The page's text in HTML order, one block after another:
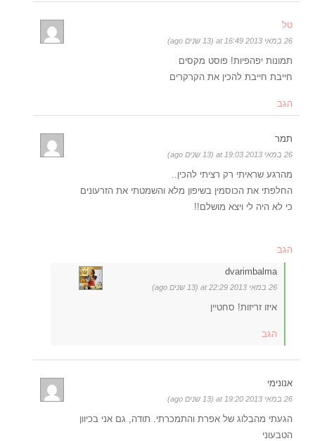
טל
26 במאי 2013 at 16:49 (13 שנים ago)
תמונות יפהפיות! פוסט מקסים
חייבת חייבת להכין את הקרקרים
הגב
תמר
26 במאי 2013 at 19:03 (13 שנים ago)
מהרגע שראיתי רק רציתי להכין..
החלפתי את הכוסמין בשיפון מלא והשמטתי את הזרעונים
כי לא היה לי ויצא מושלם!!
הגב
dvarimbalma
26 במאי 2013 at 22:29 (13 שנים ago)
איזו זריזות! סחטיין
הגב
אנונימי
26 במאי 2013 at 19:20 (13 שנים ago)
הגעתי מהבלוג של אפרת והתמכרתי. תודה, גם אני בכיוון
הטבעוני